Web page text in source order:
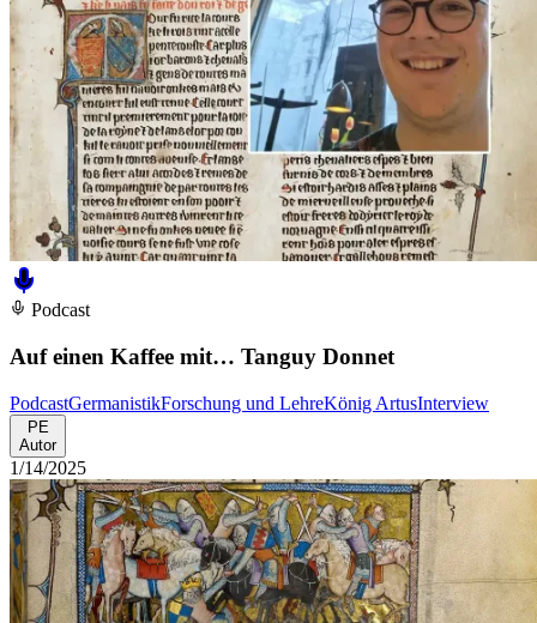
Podcast
Auf einen Kaffee mit… Tanguy Donnet
PodcastGermanistikForschung und LehreKönig ArtusInterview
PE
Autor
1/14/2025